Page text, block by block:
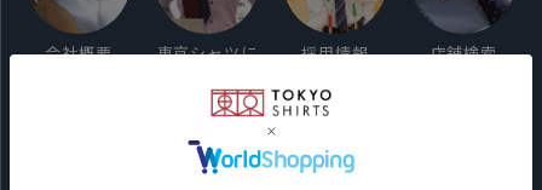
会社概要
東京シャツに
採用情報 店舗検索
ご利用ガイド